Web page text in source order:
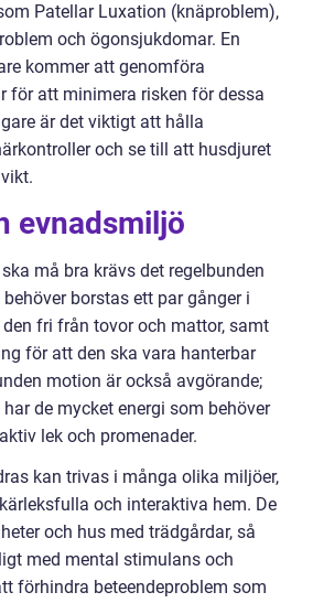
Patellar Luxation (knäproblem),
och ögonsjukdomar. En
kommer att genomföra
för att minimera risken för dessa
är det viktigt att hålla
och se till att husdjuret
evnadsmiljö
må bra krävs det regelbunden
borstas ett par gånger i
fri från tovor och mattor, samt
för att den ska vara hanterbar
motion är också avgörande;
de mycket energi som behöver
lek och promenader.
kan trivas i många olika miljöer,
och interaktiva hem. De
och hus med trädgårdar, så
med mental stimulans och
förhindra beteendeproblem som